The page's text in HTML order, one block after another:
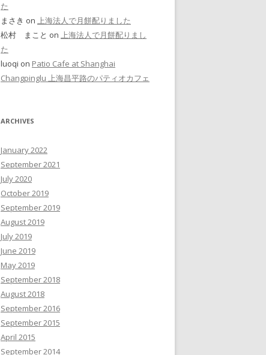
た
まさき on 上海法人で月餅配りました
松村 まこと on 上海法人で月餅配りまし
た
luoqi on Patio Cafe at Shanghai
Changpinglu 上海昌平路のパティオカフェ
ARCHIVES
January 2022
September 2021
July 2020
October 2019
September 2019
August 2019
July 2019
June 2019
May 2019
September 2018
August 2018
September 2016
September 2015
April 2015
September 2014